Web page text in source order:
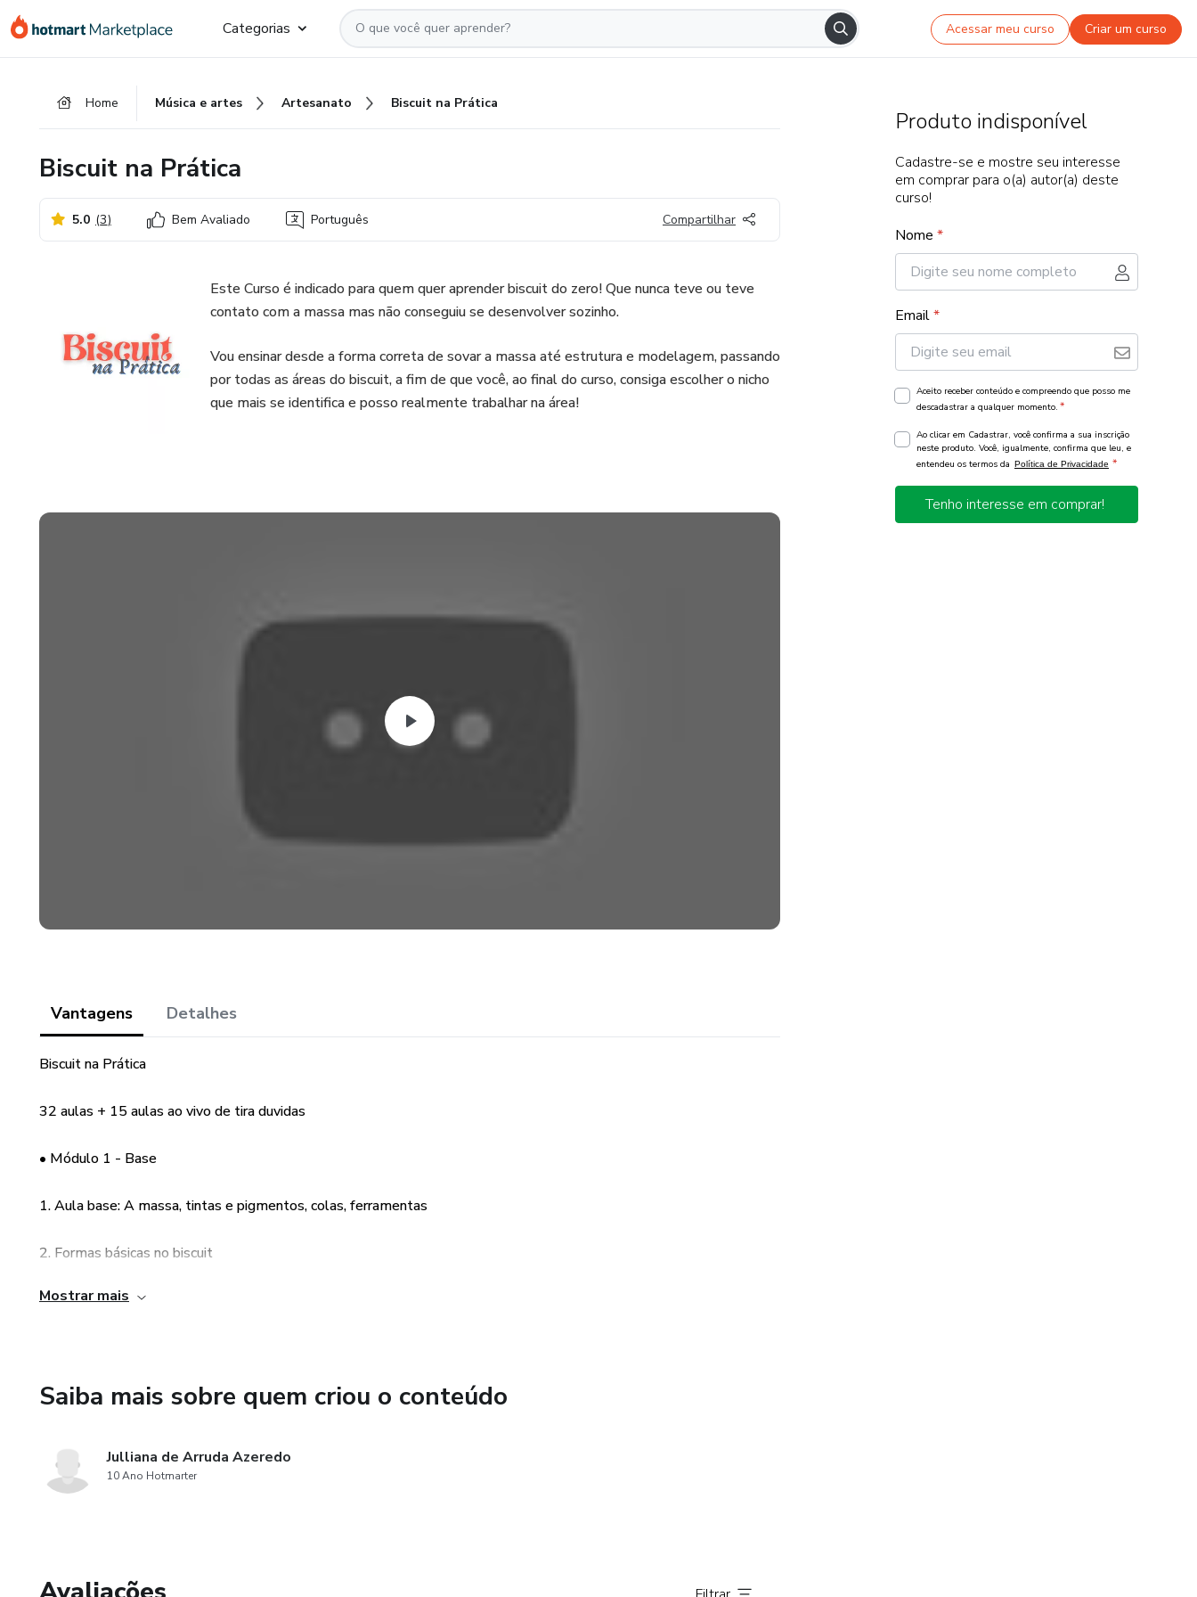
para
para
para
Categorias Acessar meu curso Criar um curso
Home Música e artes Artesanato Biscuit na Prática
Biscuit na Prática
5.0 (3) Bem Avaliado Português Compartilhar
Este Curso é indicado para quem quer aprender biscuit do zero! Que nunca teve ou teve
contato com a massa mas não conseguiu se desenvolver sozinho.
Vou ensinar desde a forma correta de sovar a massa até estrutura e modelagem, passando
por todas as áreas do biscuit, a fim de que você, ao final do curso, consiga escolher o nicho
que mais se identifica e posso realmente trabalhar na área!
Vantagens Detalhes
Biscuit na Prática
32 aulas + 15 aulas ao vivo de tira duvidas
• Módulo 1 - Base
1. Aula base: A massa, tintas e pigmentos, colas, ferramentas
2. Formas básicas no biscuit
3. Cabeça simples
5. Montagem do corpinho: Pessoa, animal e sereia
7. Cabelos
• Modulo 2 – Cozinha e decoração
Mostrar mais
Saiba mais sobre quem criou o conteúdo
Julliana de Arruda Azeredo
10 Ano Hotmarter
Produto indisponível
Cadastre-se e mostre seu interesse
em comprar para o(a) autor(a) deste
curso!
Nome *
Email*
Aceito receber conteúdo e compreendo que posso me
descadastrar a qualquer momento. *
Ao clicar em Cadastrar, você confirma a sua inscrição
neste produto. Você, igualmente, confirma que leu, e
entendeu os termos da Política de Privacidade *
Tenho interesse em comprar!